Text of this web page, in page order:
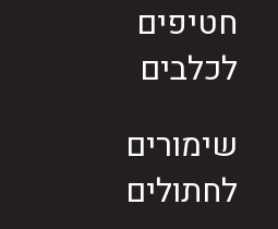
חטיפים
לכלבים
שימורים
לחתולים